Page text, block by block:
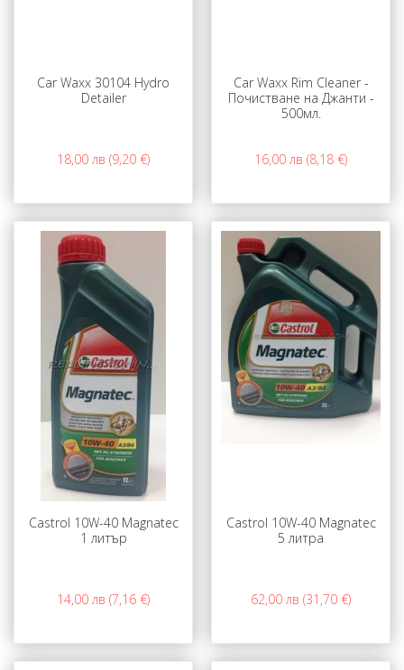
Car Waxx 30104 Hydro
Detailer
18,00 лв (9,20 €)
Car Waxx Rim Cleaner -
Почистване на Джанти -
500мл.
16,00 лв (8,18 €)
Castrol 10W-40 Magnatec
1 литър
14,00 лв (7,16 €)
Castrol 10W-40 Magnatec
5 литра
62,00 лв (31,70 €)